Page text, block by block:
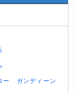
ー ガンディーン